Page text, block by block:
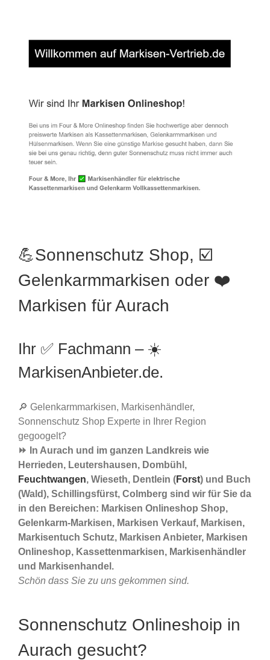
💪Sonnenschutz Shop, ☑️
Gelenkarmmarkisen oder ❤️
Markisen für Aurach
Ihr ✅ Fachmann – ☀️
MarkisenAnbieter.de.
🔎 Gelenkarmmarkisen, Markisenhändler,
Sonnenschutz Shop Experte in Ihrer Region
gegoogelt?
⏩ In Aurach und im ganzen Landkreis wie
Herrieden, Leutershausen, Dombühl,
Feuchtwangen, Wieseth, Dentlein (Forst) und Buch
(Wald), Schillingsfürst, Colmberg sind wir für Sie da
in den Bereichen: Markisen Onlineshop Shop,
Gelenkarm-Markisen, Markisen Verkauf, Markisen,
Markisentuch Schutz, Markisen Anbieter, Markisen
Onlineshop, Kassettenmarkisen, Markisenhändler
und Markisenhandel.
Schön dass Sie zu uns gekommen sind.
Sonnenschutz Onlineshoip in
Aurach gesucht?